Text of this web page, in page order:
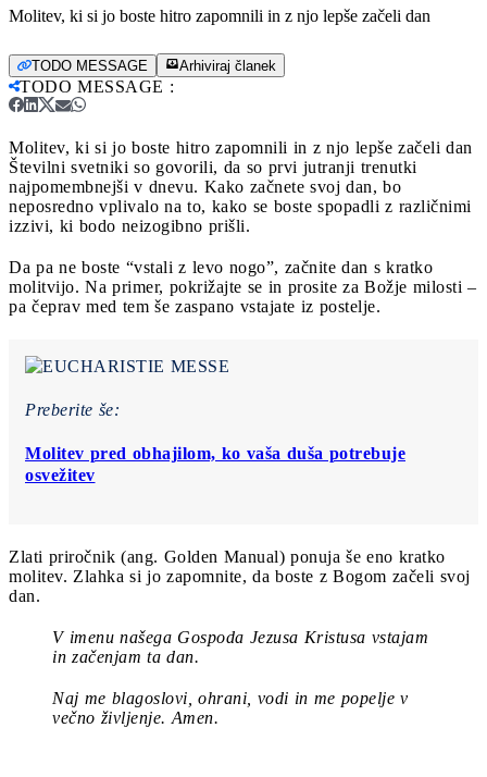
Molitev, ki si jo boste hitro zapomnili in z njo lepše začeli dan
TODO MESSAGE Arhiviraj članek
TODO MESSAGE :
Molitev, ki si jo boste hitro zapomnili in z njo lepše začeli dan
Številni svetniki so govorili, da so prvi jutranji trenutki
najpomembnejši v dnevu. Kako začnete svoj dan, bo
neposredno vplivalo na to, kako se boste spopadli z različnimi
izzivi, ki bodo neizogibno prišli.
Da pa ne boste “vstali z levo nogo”, začnite dan s kratko
molitvijo. Na primer, pokrižajte se in prosite za Božje milosti –
pa čeprav med tem še zaspano vstajate iz postelje.
Preberite še:
Molitev pred obhajilom, ko vaša duša potrebuje
osvežitev
Zlati priročnik (ang. Golden Manual) ponuja še eno kratko
molitev. Zlahka si jo zapomnite, da boste z Bogom začeli svoj
dan.
V imenu našega Gospoda Jezusa Kristusa vstajam
in začenjam ta dan.
Naj me blagoslovi, ohrani, vodi in me popelje v
večno življenje. Amen.